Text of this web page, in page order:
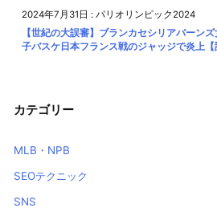
2024年7月31日 : パリオリンピック2024
【世紀の大誤審】ブランカセシリアバーン
子バスケ日本フランス戦のジャッジで炎上【
カテゴリー
MLB・NPB
SEOテクニック
SNS